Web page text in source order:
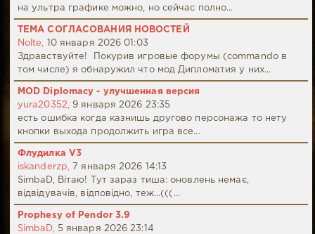
на ультра графике можно, но сейчас полно...
ТЕМА СОГЛАСОВАНИЯ НОВОСТЕЙ
Nolte,
10 января 2026 01:03
Здравствуйте! Покурив игровые форумы (commando в
том числе) я обнаружил что мод Дипломатия у них...
MOD Diplomacy - улучшенная версия
yura20352, 9 января 2026 23:35
есть ошибка когда казнишь другово персонажа то нету
кнопки выхода продолжить игра все...
Флудилка V3
iskanderzp, 7 января 2026 14:13
SimbaD, Вітаю! Тут зараз тиша: оновлень немає,
відвідувачів, відповідно, теж...(((...
Prophesy of Pendor 3.9
SimbaD, 5 января 2026 23:14